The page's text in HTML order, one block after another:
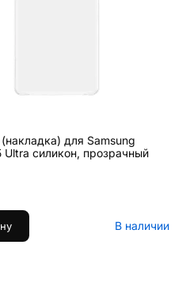
для Samsung
Ultra силикон, прозрачный
В наличии